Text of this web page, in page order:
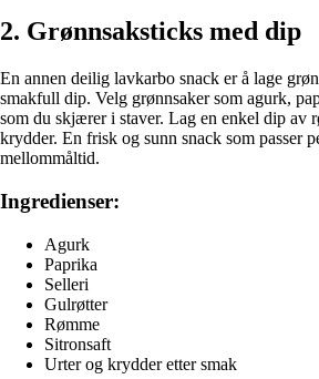
2. Grønnsaksticks med dip
En annen deilig lavkarbo snack er å lage
smakfull dip. Velg grønnsaker som agurk,
som du skjærer i staver. Lag en enkel dip av
krydder. En frisk og sunn snack som passer
mellommåltid.
Ingredienser:
Agurk
Paprika
Selleri
Gulrøtter
Rømme
Sitronsaft
Urter og krydder etter smak